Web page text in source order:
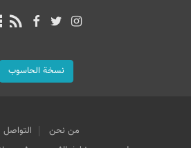
نسخة الحاسوب
من نحن
التواصل